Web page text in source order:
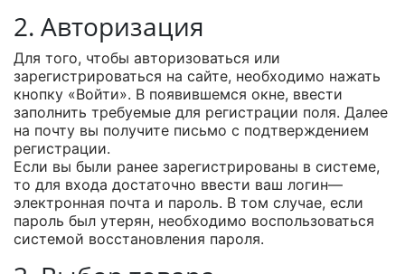
2. Авторизация
Для того, чтобы авторизоваться или
зарегистрироваться на сайте, необходимо нажать
кнопку «Войти». В появившемся окне, ввести
заполнить требуемые для регистрации поля. Далее
на почту вы получите письмо с подтверждением
регистрации.
Если вы были ранее зарегистрированы в системе,
то для входа достаточно ввести ваш логин—
электронная почта и пароль. В том случае, если
пароль был утерян, необходимо воспользоваться
системой восстановления пароля.